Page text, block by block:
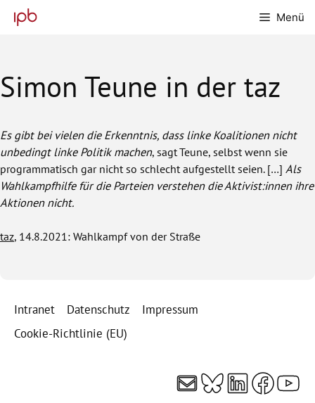
Inhalt
Menü
Simon Teune in der taz
Es gibt bei vielen die Erkenntnis, dass linke Koalitionen nicht
unbedingt linke Politik machen, sagt Teune, selbst wenn sie
programmatisch gar nicht so schlecht aufgestellt seien. […] Als
Wahlkampfhilfe für die Parteien verstehen die Ak­ti­vis­t:in­nen ihre
Aktionen nicht.
taz, 14.8.2021: Wahlkampf von der Straße
Intranet Datenschutz
Impressum
Cookie-Richtlinie (EU)
E-MailBluesky